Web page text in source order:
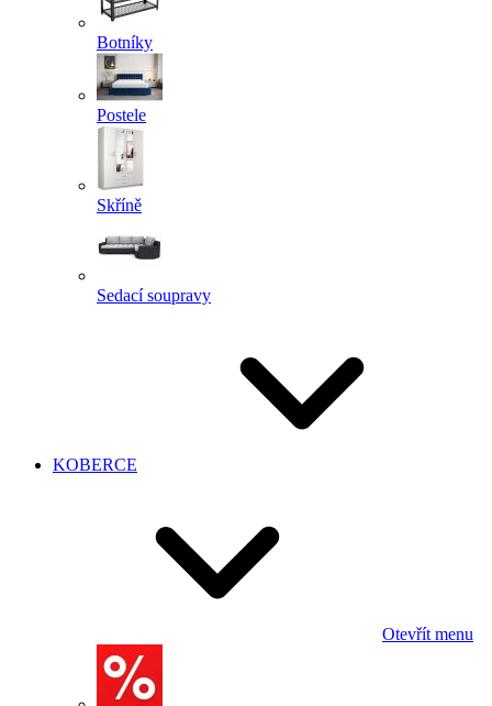
Botníky
Postele
Skříně
Sedací soupravy
KOBERCE
Otevřít menu